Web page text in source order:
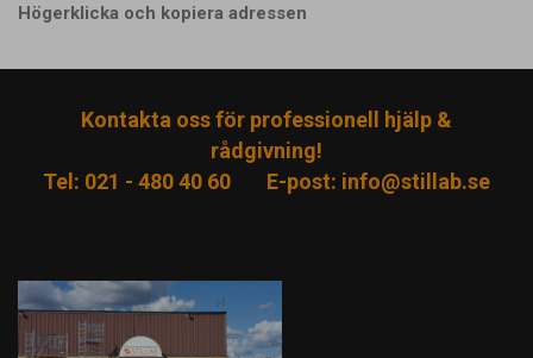
Högerklicka och kopiera adressen
Kontakta oss för professionell hjälp &
rådgivning!
Tel: 021 - 480 40 60
E-post: info@stillab.se